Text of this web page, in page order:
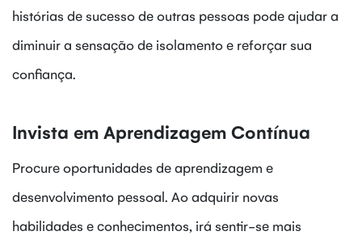
histórias de sucesso de outras pessoas pode ajudar a
diminuir a sensação de isolamento e reforçar sua
confiança.
Invista em Aprendizagem Contínua
Procure oportunidades de aprendizagem e
desenvolvimento pessoal. Ao adquirir novas
habilidades e conhecimentos, irá sentir-se mais